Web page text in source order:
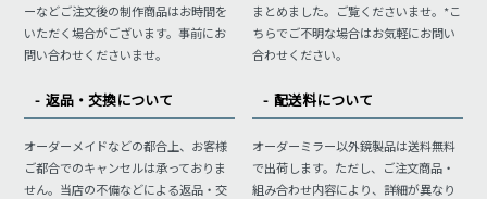
ーなどご注文後の制作商品はお時間を
いただく場合がございます。事前にお
問い合わせくださいませ。
まとめました。ご覧くださいませ。*こ
ちらでご不明な場合はお気軽にお問い
合わせください。
返品・交換について
オーダーメイドなどの都合上、お客様
ご都合でのキャンセルは承っておりま
せん。当店の不備などによる返品・交
配送料について
オーダーミラー以外鏡製品は送料無料
で出荷します。ただし、ご注文商品・
組み合わせ内容により、詳細が異なり